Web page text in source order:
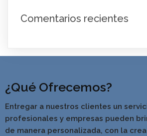
Comentarios recientes
¿Qué Ofrecemos?
Entregar a nuestros clientes un
profesionales y empresas pueden
de manera personalizada, con la